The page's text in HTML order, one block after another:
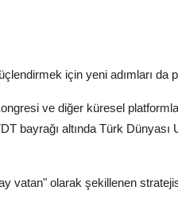
için yeni adımları da
ve diğer küresel
bayrağı altında Türk Dünyası
vatan" olarak şekillenen